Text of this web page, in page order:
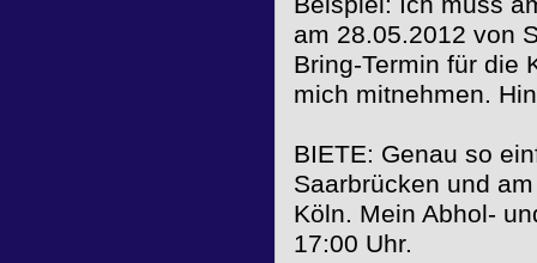
am 28.05.2012 von
Bring-Termin für die
mich mitnehmen.
BIETE: Genau so
Saarbrücken und
Köln. Mein Abhol-
17:00 Uhr.